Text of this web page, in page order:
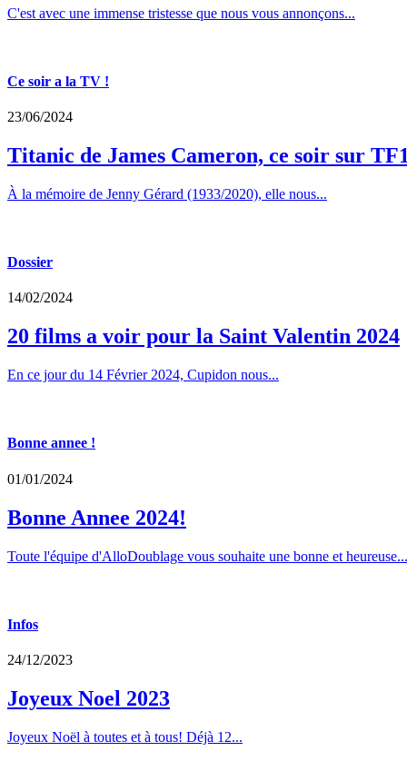
C'est avec une immense tristesse que nous vous annonçons...
Ce soir a la TV !
23/06/2024
Titanic de James Cameron, ce soir sur
À la mémoire de Jenny Gérard (1933/2020), elle nous...
Dossier
14/02/2024
20 films a voir pour la Saint Valentin 2024
En ce jour du 14 Février 2024, Cupidon nous...
Bonne annee !
01/01/2024
Bonne Annee 2024!
Toute l'équipe d'AlloDoublage vous souhaite une bonne et heureuse...
Infos
24/12/2023
Joyeux Noel 2023
Joyeux Noël à toutes et à tous! Déjà 12...